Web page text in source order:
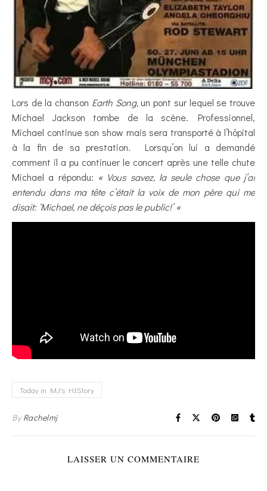
Lors de la chanson Earth Song,un pont sur lequel se trouve
Michael Jackson tombe de la scène. Professionnel,
Michael continue son show mais sera transporté à l’hôpital
à la fin de sa prestation. Lorsqu’on lui a demandé
comment il a pu continuer le concert après une telle chute
Michael a répondu: « Vous savez, la seule chose que j’ai
entendu dans ma tête c’était la voix de mon père qui me
disait: ‘Michael, ne déçois pas le public!’ «
Today in MJ's HIStory
ByRachelmj
LAISSER UN COMMENTAIRE